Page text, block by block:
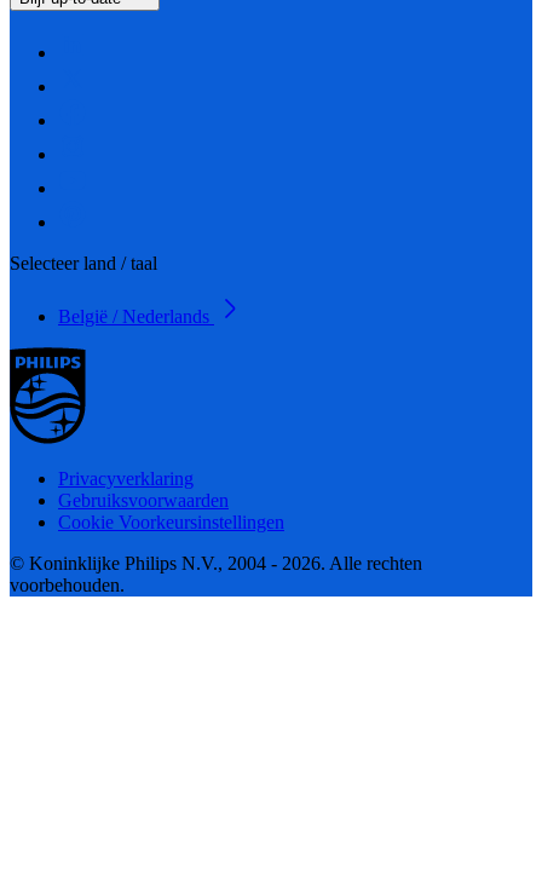
Selecteer land / taal
België / Nederlands
Privacyverklaring
Gebruiksvoorwaarden
Cookie Voorkeursinstellingen
© Koninklijke Philips N.V., 2004 - 2026. Alle rechten
voorbehouden.